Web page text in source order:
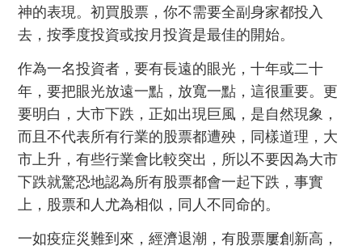
神的表現。初買股票，你不需要全副身家都投入
去，按季度投資或按月投資是最佳的開始。
作為一名投資者，要有長遠的眼光，十年或二十
年，要把眼光放遠一點，放寬一點，這很重要。更
要明白，大市下跌，正如出現巨風，是自然現象，
而且不代表所有行業的股票都遭殃，同樣道理，大
市上升，有些行業會比較突出，所以不要因為大市
下跌就驚恐地認為所有股票都會一起下跌，事實
上，股票和人尤為相似，同人不同命的。
一如疫症災難到來，經濟退潮，有股票屢創新高，